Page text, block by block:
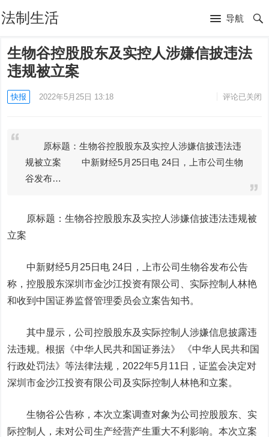
法制生活 导航
生物谷控股股东及实控人涉嫌信披违法
违规被立案
快报 2022年5月25日 13:18 评论已关闭
原标题：生物谷控股股东及实控人涉嫌信披违法违
规被立案 中新财经5月25日电 24日，上市公司生物
谷发布…
原标题：生物谷控股股东及实控人涉嫌信披违法违规被
立案
中新财经5月25日电 24日，上市公司生物谷发布公告
称，控股股东深圳市金沙江投资有限公司、实际控制人林艳
和收到中国证券监督管理委员会立案告知书。
其中显示，公司控股股东及实际控制人涉嫌信息披露违
法违规。根据《中华人民共和国证券法》 《中华人民共和国
行政处罚法》等法律法规，2022年5月11日，证监会决定对
深圳市金沙江投资有限公司及实际控制人林艳和立案。
生物谷公告称，本次立案调查对象为公司控股股东、实
际控制人，未对公司生产经营产生重大不利影响。本次立案